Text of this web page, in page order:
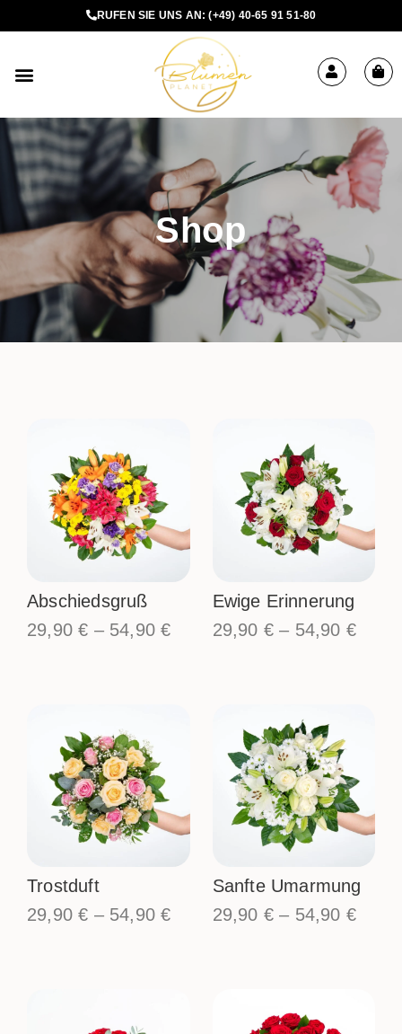
RUFEN SIE UNS AN:(+49) 40-65 91 51-80
Shop
Abschiedsgruß
29,90€ – 54,90€
Ewige Erinnerung
29,90 €– 54,90 €
Trostduft
29,90€ – 54,90€
Sanfte Umarmung
29,90 €– 54,90 €